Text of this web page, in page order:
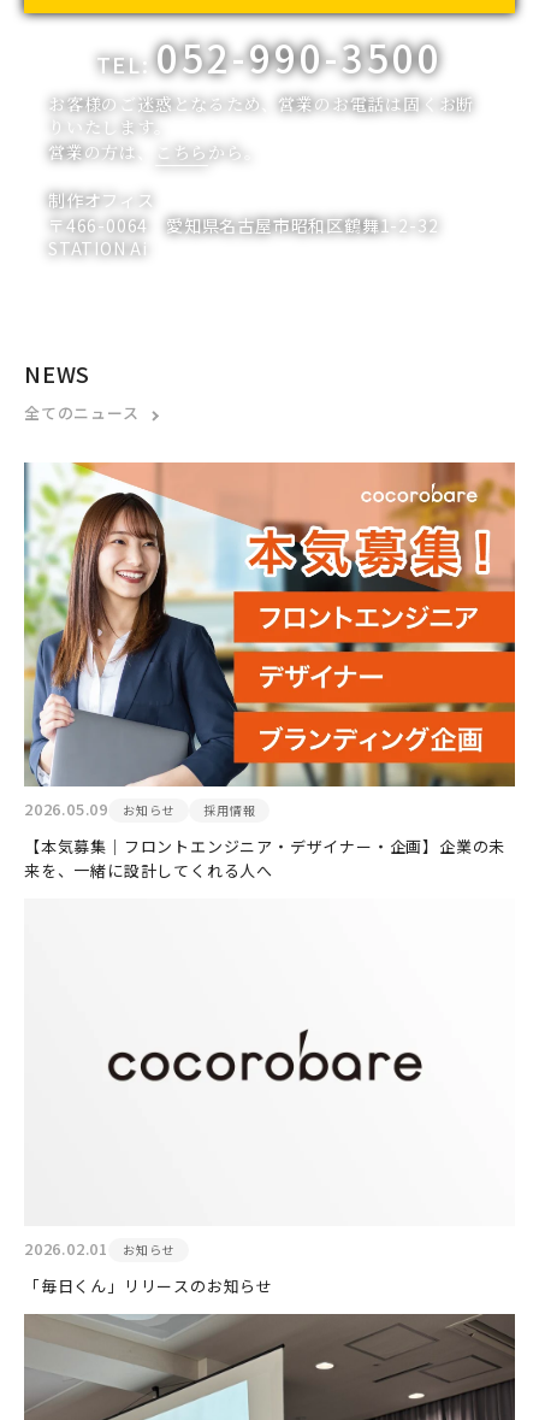
TEL:052-990-3500
お客様のご迷惑となるため、営業のお電話は固くお断
りいたします。
営業の方は、
こちらから。
制作オフィス
〒466-0064 愛知県名古屋市昭和区鶴舞1-2-32
STATION Ai
NEWS
全てのニュース
2026.05.09 お知らせ 採用情報
【本気募集｜フロントエンジニア・デザイナー・企画】企業の未
来を、一緒に設計してくれる人へ
2026.02.01 お知らせ
「毎日くん」リリースのお知らせ